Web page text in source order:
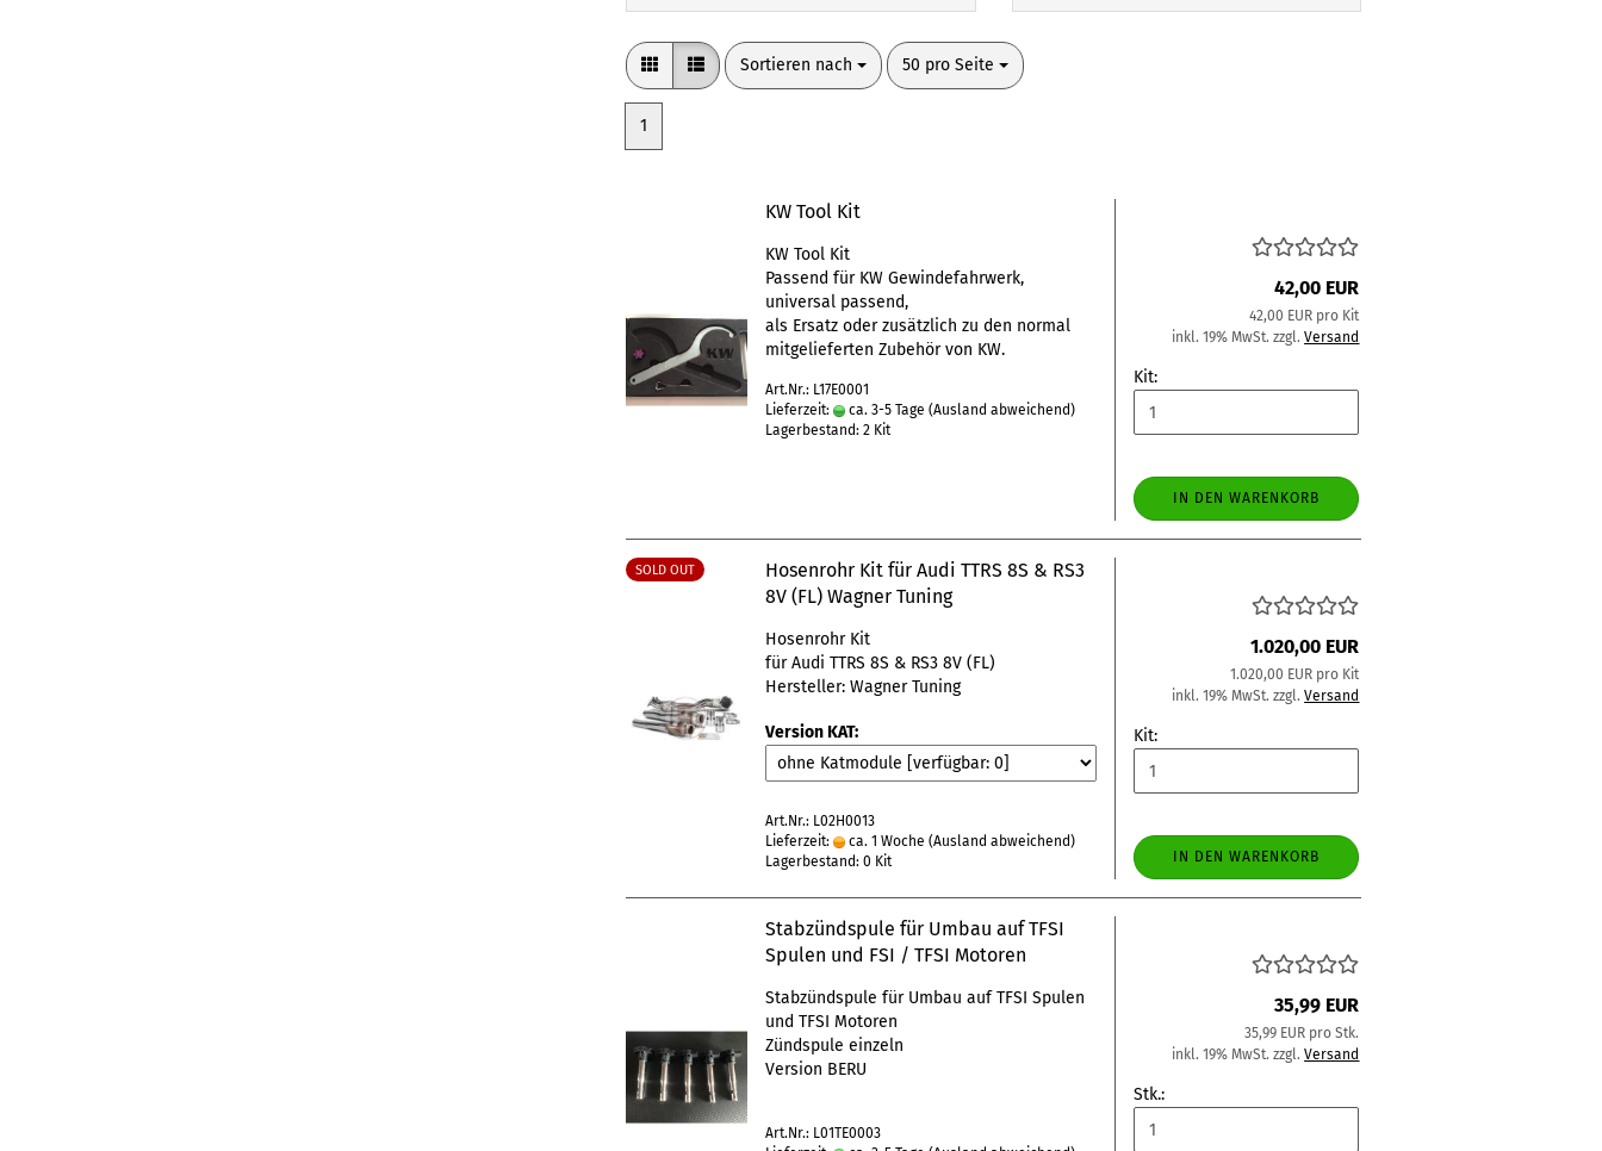
Sortieren nach
Sortieren nach 50 pro Seite
pro Seite
1
KW Tool Kit
KW Tool Kit
Passend für KW Gewindefahrwerk,
universal passend,
als Ersatz oder zusätzlich zu den normal
mitgelieferten Zubehör von KW.
Art.Nr.: L17E0001
Lieferzeit:
ca. 3-5 Tage (Ausland abweichend)
Lagerbestand: 2 Kit
42,00 EUR
42,00 EUR pro Kit
inkl. 19% MwSt. zzgl.Versand
Kit:
IN DEN WARENKORB
SOLD OUT
Hosenrohr Kit für Audi TTRS 8S & RS3
8V (FL) Wagner Tuning
Hosenrohr Kit
für Audi TTRS 8S & RS3 8V (FL)
Hersteller: Wagner Tuning
Version KAT:
Art.Nr.: L02H0013
Lieferzeit:
ca. 1 Woche (Ausland abweichend)
Lagerbestand: 0 Kit
1.020,00 EUR
1.020,00 EUR pro Kit
inkl. 19% MwSt. zzgl.Versand
Kit:
IN DEN WARENKORB
Stabzündspule für Umbau auf TFSI
Spulen und FSI / TFSI Motoren
Stabzündspule für Umbau auf TFSI Spulen
und TFSI Motoren
Zündspule einzeln
Version BERU
Art.Nr.: L01TE0003
35,99 EUR
35,99 EUR pro Stk.
inkl. 19% MwSt. zzgl.Versand
Stk.: